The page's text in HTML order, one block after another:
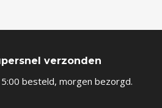
verzonden
besteld, morgen bezorgd.